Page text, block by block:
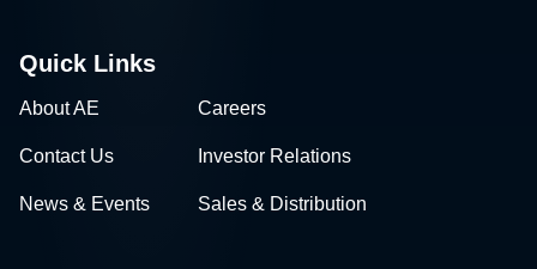
Quick Links
About AE Careers
Contact Us Investor Relations
News & Events Sales & Distribution